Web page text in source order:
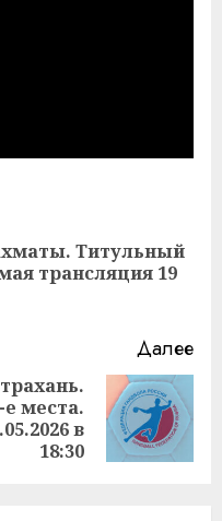
Титульный
трансляция 19
Далее
е места.
в
18:30